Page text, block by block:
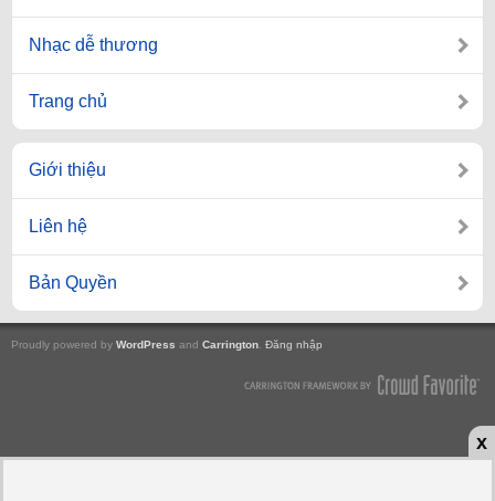
Nhạc dễ thương
Trang chủ
Giới thiệu
Liên hệ
Bản Quyền
Proudly powered by WordPress and Carrington Đăng nhập
x